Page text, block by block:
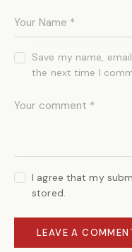
Save my name,
the next time I
I agree that my
stored.